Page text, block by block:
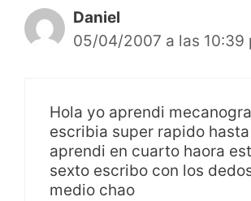
Daniel
05/04/2007 a las 10:39
Hola yo aprendi
escribia super rapido
aprendi en cuarto haora
sexto escribo con los
medio chao